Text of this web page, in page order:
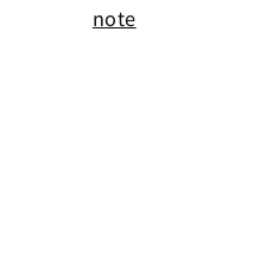
note